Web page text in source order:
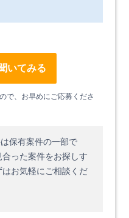
いてみる
で、お早めにご応募くださ
保有案件の一部で
った案件をお探しす
お気軽にご相談くだ